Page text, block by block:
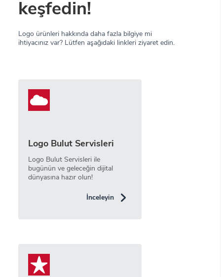
keşfedin!
Logo ürünleri hakkında daha fazla bilgiye mi
ihtiyacınız var? Lütfen aşağıdaki linkleri ziyaret edin.
Logo Bulut Servisleri
Logo Bulut Servisleri ile
bugünün ve geleceğin dijital
dünyasına hazır olun!
İnceleyin